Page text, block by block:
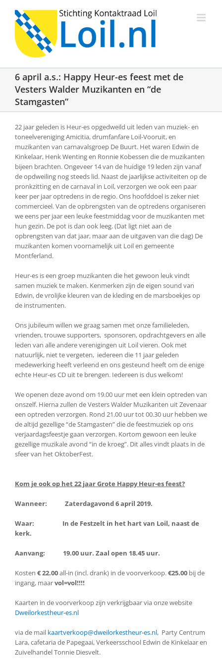
inhoud
6 april a.s.: Happy Heur-es feest met de
Vesters Walder Muzikanten en “de
Stamgasten”
22 jaar geleden is Heur-es opgedweild uit leden van muziek- en
toneelvereniging Amicitia, drumfanfare Loil-Vooruit, en
muzikanten van carnavalsgroep De Buurt. Het waren Edwin de
Kinkelaar, Henk Wenting en Ronnie Kobessen die de muzikanten
bijeen brachten. Ongeveer 14 van de huidige 19 leden zijn vanaf
de opdweiling nog steeds lid. Naast de jaarlijkse activiteiten op de
pronkzitting en de carnaval in Loil, verzorgen we ook een paar
keer per jaar optredens in de regio. Ons hoofddoel is zeker niet
commercieel. Van de opbrengsten van de optredens organiseren
we eens per jaar een leuke feestmiddag voor de muzikanten met
hun gezin. De pot is dan ook leeg. (Dat ligt niet aan de
opbrengsten van dat jaar, maar aan de uitgaven van die dag) De
muzikanten komen voornamelijk uit Loil en gemeente
Montferland.
Heur-es is een groep muzikanten die het gewoon leuk vindt
samen muziek te maken. Kenmerken zijn de eigen sound van
Edwin, de vrolijke kleuren van de kleding en de marsboekjes op
de instrumenten.
Ons jubileum willen we graag samen met onze familieleden,
vrienden, trouwe supporters, sponsoren, opdrachtgevers en alle
leden van alle andere verenigingen uit Loil vieren. Ook met
natuurlijk, niet te vergeten, iedereen die 11 jaar geleden
medewerking heeft verleend en ons gesteund heeft om de enige
echte Heur-es CD uit te brengen. Iedereen is dus welkom!
We openen deze avond om 19.00 uur met een klein optreden van
onszelf. Hierna zullen de Vesters Walder Muzikanten uit Zevenaar
een optreden verzorgen. Rond 21.00 uur tot 00.30 uur hebben we
de altijd gezellige “de Stamgasten” die de feestmuziek op ons
verjaardagsfeestje gaan verzorgen. Kortom gewoon een leuke
gezellige muzikale avond “in de kroeg”. Dit alles vindt plaats in de
sfeer van het OktoberFest.
Kom je ook op het 22 jaar Grote Happy Heur-es feest?
Wanneer: Zaterdagavond 6 april 2019.
Waar: In de Festzelt in het hart van Loil, naast de
kerk.
Aanvang: 19.00 uur. Zaal open 18.45 uur.
Kosten € 22.00all-in (incl. drank) in de voorverkoop.€25.00 bij de
ingang, maarvol=vol!!!!
Kaarten in de voorverkoop zijn verkrijgbaar via onze website
Dweilorkestheur-es.nl
via de mail kaartverkoop@dweilorkestheur-es.nl, Party Centrum
Lara, cafetaria de Papegaai, Verkeersschool Edwin de Kinkelaar en
Zuivelhandel Tonnie Diesvelt.